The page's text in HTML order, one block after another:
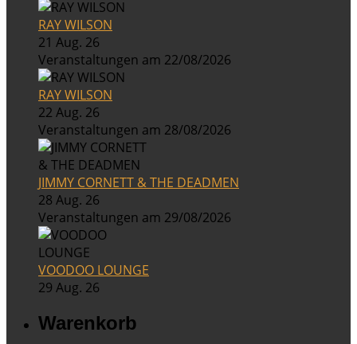
RAY WILSON
21 Aug. 26
Veranstaltungen am 22/08/2026
RAY WILSON
22 Aug. 26
Veranstaltungen am 28/08/2026
JIMMY CORNETT & THE DEADMEN
28 Aug. 26
Veranstaltungen am 29/08/2026
VOODOO LOUNGE
29 Aug. 26
Warenkorb